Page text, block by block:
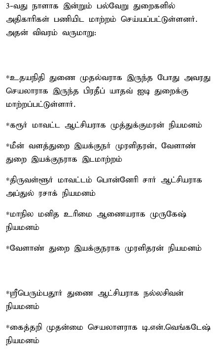
3-வது நாளாக இன்றும் பல்வேறு துறைகளில்
அதிகாரிகள் பணியிட மாற்றம் செய்யப்பட்டுள்ளனர்.
அதன் விவரம் வருமாறு:
*உதயநிதி துணை முதல்வராக இருந்த போது அவரது
செயலாராக இருந்த பிரதீப் யாதவ் ஐடி துறைக்கு
மாற்றப்பட்டுள்ளார்.
*கரூர் மாவட்ட ஆட்சியராக முத்துக்குமரன் நியமனம்
*மீன் வளத்துறை இயக்குநர் முரளிதரன், வேளாண்
துறை இயக்குநராக இடமாற்றம்
*திருவள்ளூர் மாவட்டம் பொன்னேரி சார் ஆட்சியராக
அப்துல் ரசாக் நியமனம்
*மாநில மனித உரிமை ஆணையராக முருகேஷ்
நியமனம்
*வேளாண் துறை இயக்குநராக முரளிதரன் நியமனம்
*ஸ்ரீபெரும்பதூர் துணை ஆட்சியராக நல்லசிவன்
நியமனம்
*கைத்தறி முதன்மை செயலாளராக டி.என்.வெங்கடேஷ்
நியமனம்